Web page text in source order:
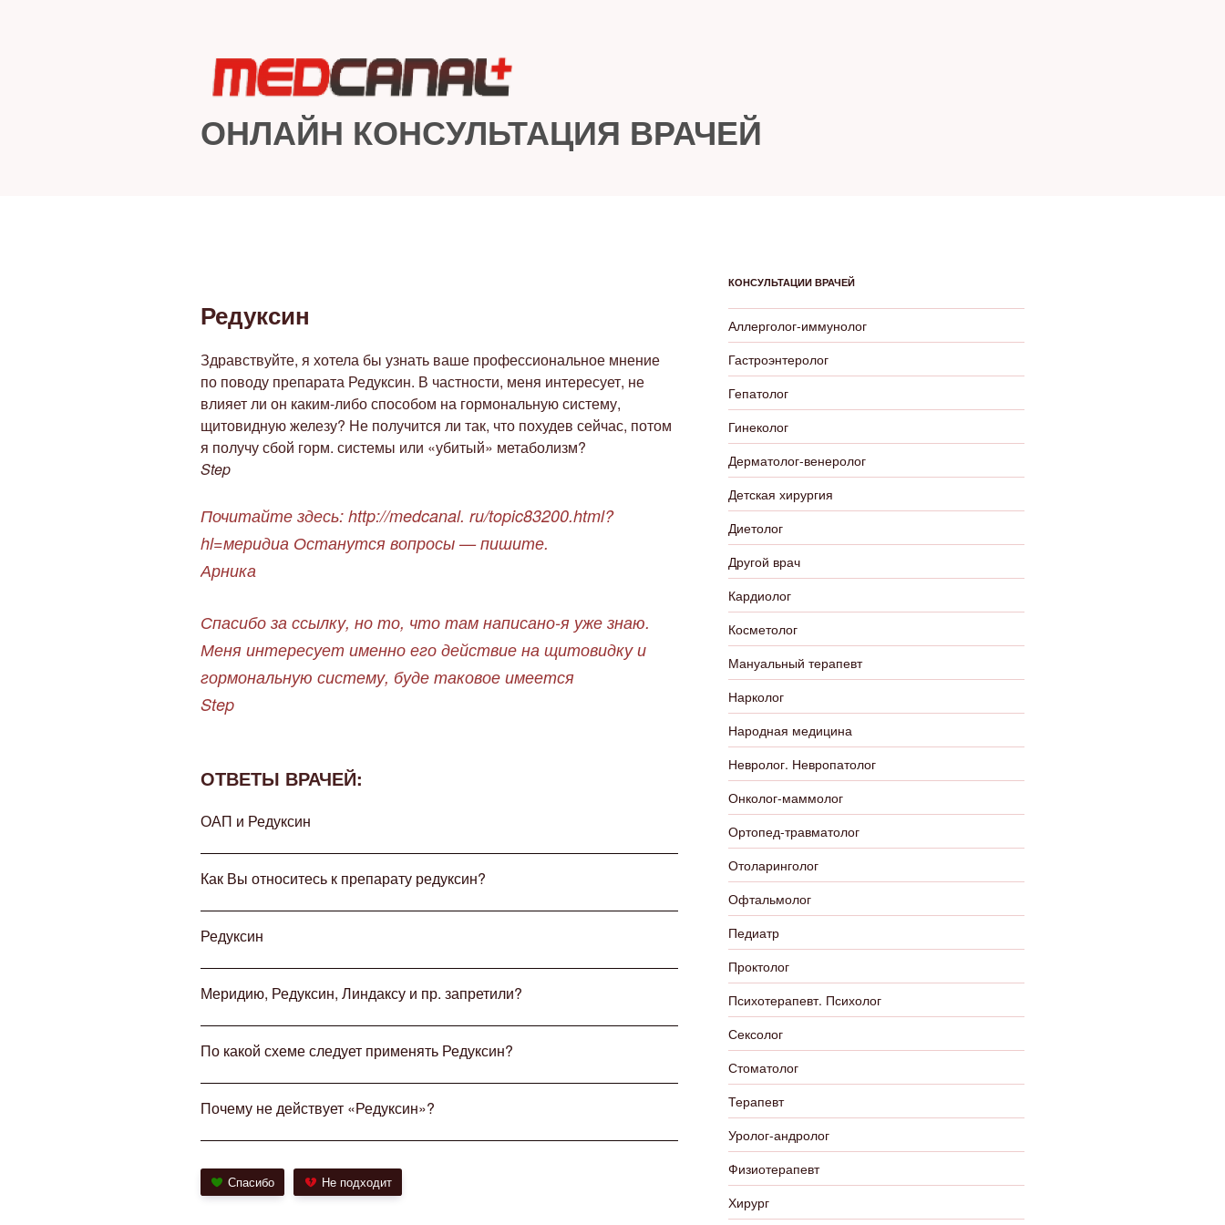
ОНЛАЙН КОНСУЛЬТАЦИЯ ВРАЧЕЙ
Редуксин
Здравствуйте, я хотела бы узнать ваше профессиональное мнение
по поводу препарата Редуксин. В частности, меня интересует, не
влияет ли он каким-либо способом на гормональную систему,
щитовидную железу? Не получится ли так, что похудев сейчас, потом
я получу сбой горм. системы или «убитый» метаболизм?
Step
Почитайте здесь: http://medcanal. ru/topic83200.html?
hl=меридиа Останутся вопросы — пишите.
Арника
Спасибо за ссылку, но то, что там написано-я уже знаю.
Меня интересует именно его действие на щитовидку и
гормональную систему, буде таковое имеется
Step
ОТВЕТЫ ВРАЧЕЙ:
ОАП и Редуксин
Как Вы относитесь к препарату редуксин?
Редуксин
Меридию, Редуксин, Линдаксу и пр. запретили?
По какой схеме следует применять Редуксин?
Почему не действует «Редуксин»?
Спасибо Не подходит
КОНСУЛЬТАЦИИ ВРАЧЕЙ
Аллерголог-иммунолог
Гастроэнтеролог
Гепатолог
Гинеколог
Дерматолог-венеролог
Детская хирургия
Диетолог
Другой врач
Кардиолог
Косметолог
Мануальный терапевт
Нарколог
Народная медицина
Невролог. Невропатолог
Онколог-маммолог
Ортопед-травматолог
Отоларинголог
Офтальмолог
Педиатр
Проктолог
Психотерапевт. Психолог
Сексолог
Стоматолог
Терапевт
Уролог-андролог
Физиотерапевт
Хирург